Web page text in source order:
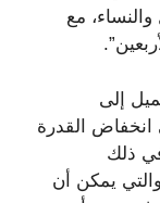
مع
إلى
انخفاض القدرة
ذلك
يمكن أن